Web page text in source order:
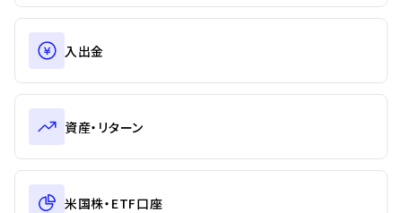
入出金
資産・リターン
米国株・ETF口座